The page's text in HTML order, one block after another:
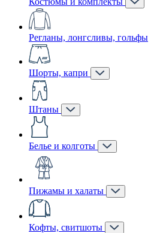
Регланы, лонгсливы, гольфы
Шорты, капри
Штаны
Белье и колготы
Пижамы и халаты
Кофты, свитшоты